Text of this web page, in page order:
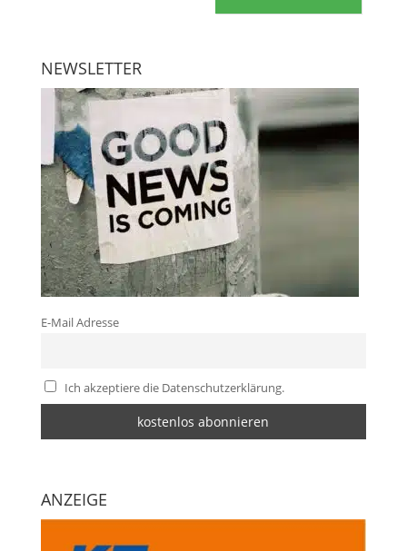
NEWSLETTER
E-Mail Adresse
Ich akzeptiere die Datenschutzerklärung.
ANZEIGE